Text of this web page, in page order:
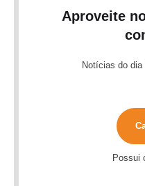
Aproveite
Notícias do
Possui